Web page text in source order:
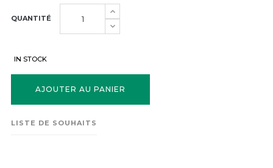
QUANTITÉ
IN STOCK
AJOUTER AU PANIER
LISTE DE SOUHAITS